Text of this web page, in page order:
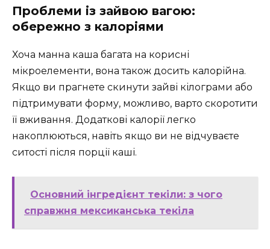
Проблеми із зайвою вагою:
обережно з калоріями
Хоча манна каша багата на корисні
мікроелементи, вона також досить калорійна.
Якщо ви прагнете скинути зайві кілограми або
підтримувати форму, можливо, варто скоротити
її вживання. Додаткові калорії легко
накоплюються, навіть якщо ви не відчуваєте
ситості після порції каші.
Основний інгредієнт текіли: з чого
справжня мексиканська текіла